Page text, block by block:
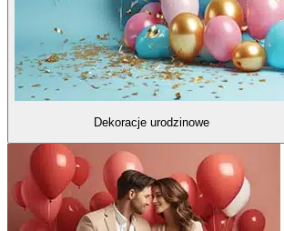
Dekoracje urodzinowe